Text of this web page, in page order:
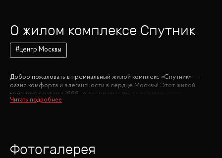
О жилом комплексе Спутник
#центр Москвы
Добро пожаловать в премиальный жилой комплекс «Спутник» —
оазис комфорта и элегантности в сердце Москвы! Этот жилой
комплекс создан в 1999 году при участии прославленного
архитектурного бюро «Остоженка» и олицетворяет собой
архитектурным стилем. Фасад выполнен в светлых тонах, а
элегантные эркеры и балконы добавляют зданию утонченности и
Фотогалерея